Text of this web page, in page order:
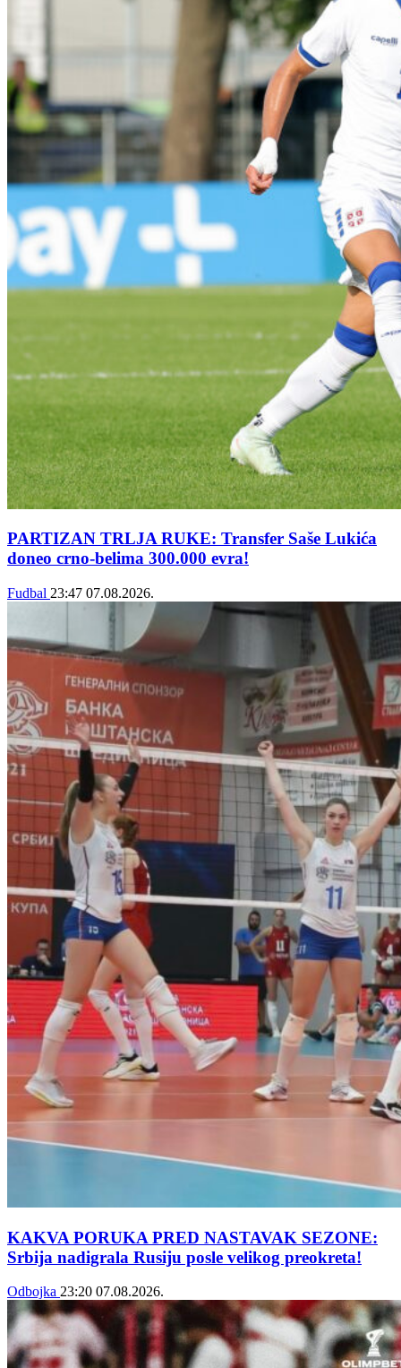
PARTIZAN TRLJA RUKE: Transfer Saše Lukića
doneo crno-belima 300.000 evra!
Fudbal 23:47 07.08.2026.
KAKVA PORUKA PRED NASTAVAK SEZONE:
Srbija nadigrala Rusiju posle velikog preokreta!
Odbojka 23:20 07.08.2026.